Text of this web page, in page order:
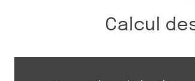
Calcul